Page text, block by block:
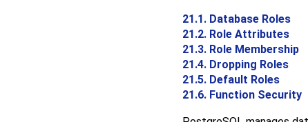
21.1. Database Roles
21.2. Role Attributes
21.3. Role Membership
21.4. Dropping Roles
21.5. Default Roles
21.6. Function Security